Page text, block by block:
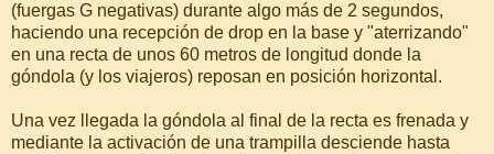
(fuergas G negativas) durante algo más de 2 segundos,
haciendo una recepción de drop en la base y "aterrizando"
en una recta de unos 60 metros de longitud donde la
góndola (y los viajeros) reposan en posición horizontal.
Una vez llegada la góndola al final de la recta es frenada y
mediante la activación de una trampilla desciende hasta